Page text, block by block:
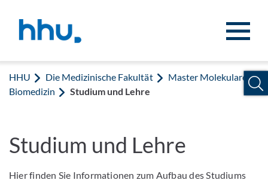
HHU Die Medizinische Fakultät
Master Molekulare
Biomedizin
Studium und Lehre
Studium und Lehre
Hier finden Sie Informationen zum Aufbau des Studiums